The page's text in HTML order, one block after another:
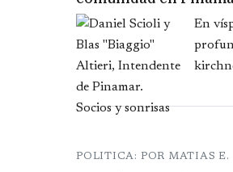
En
POLITICA: POR MATIAS